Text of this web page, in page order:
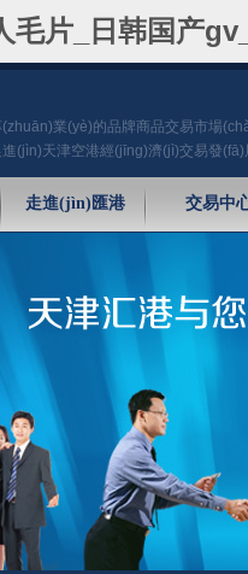
毛片_日韩国产
(zhuān)業(yè)的品牌商品交易市場
進(jìn)天津空港經(jīng)濟(jì)交易發(fā)
走進(jìn)匯港 交易中